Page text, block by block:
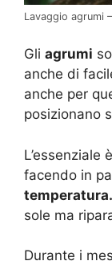
Lavaggio agrumi
Gli agrumi
anche di
anche per
posizionano
L’essenziale
facendo in
temperatura.
sole ma
Durante i